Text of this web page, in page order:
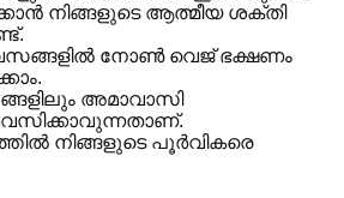
നിങ്ങളുടെ ആത്മീയ ശക്തി
നോൺ വെജ് ഭക്ഷണം
അമാവാസി
നിങ്ങളുടെ പൂർവികരെ